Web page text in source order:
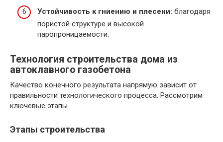
Устойчивость к гниению и плесени: благодаря
пористой структуре и высокой
паропроницаемости.
Технология строительства дома из
автоклавного газобетона
Качество конечного результата напрямую зависит от
правильности технологического процесса. Рассмотрим
ключевые этапы.
Этапы строительства